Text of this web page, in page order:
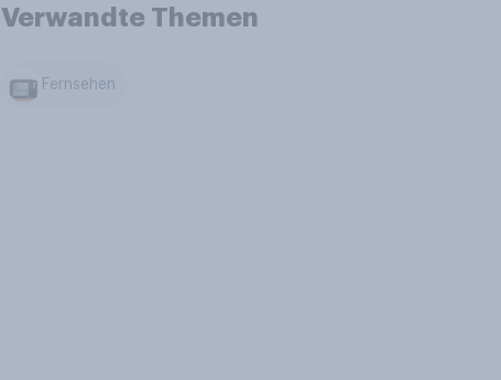
Verwandte Themen
Fernsehen